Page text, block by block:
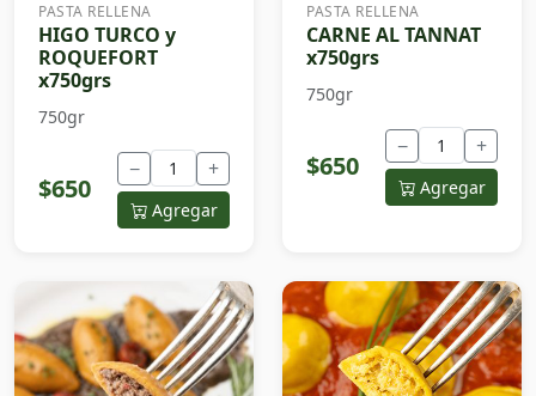
PASTA RELLENA
HIGO TURCO y
ROQUEFORT
x750grs
750gr
$650
− +
Agregar
PASTA RELLENA
CARNE AL TANNAT
x750grs
750gr
$650
− +
Agregar